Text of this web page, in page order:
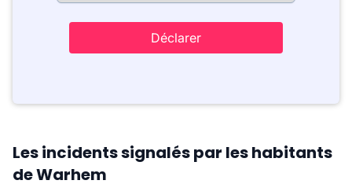
Déclarer
Les incidents signalés par les habitants
de Warhem